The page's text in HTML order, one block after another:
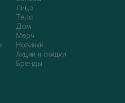
Лицо
Тело
Дом
Мерч
Новинки
Акции и скидки
Бренды